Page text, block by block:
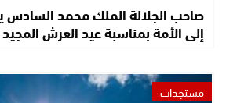
صاحب الجلالة الملك محمد السادس
إلى الأمة بمناسبة عيد العرش المجيد
مستجدات